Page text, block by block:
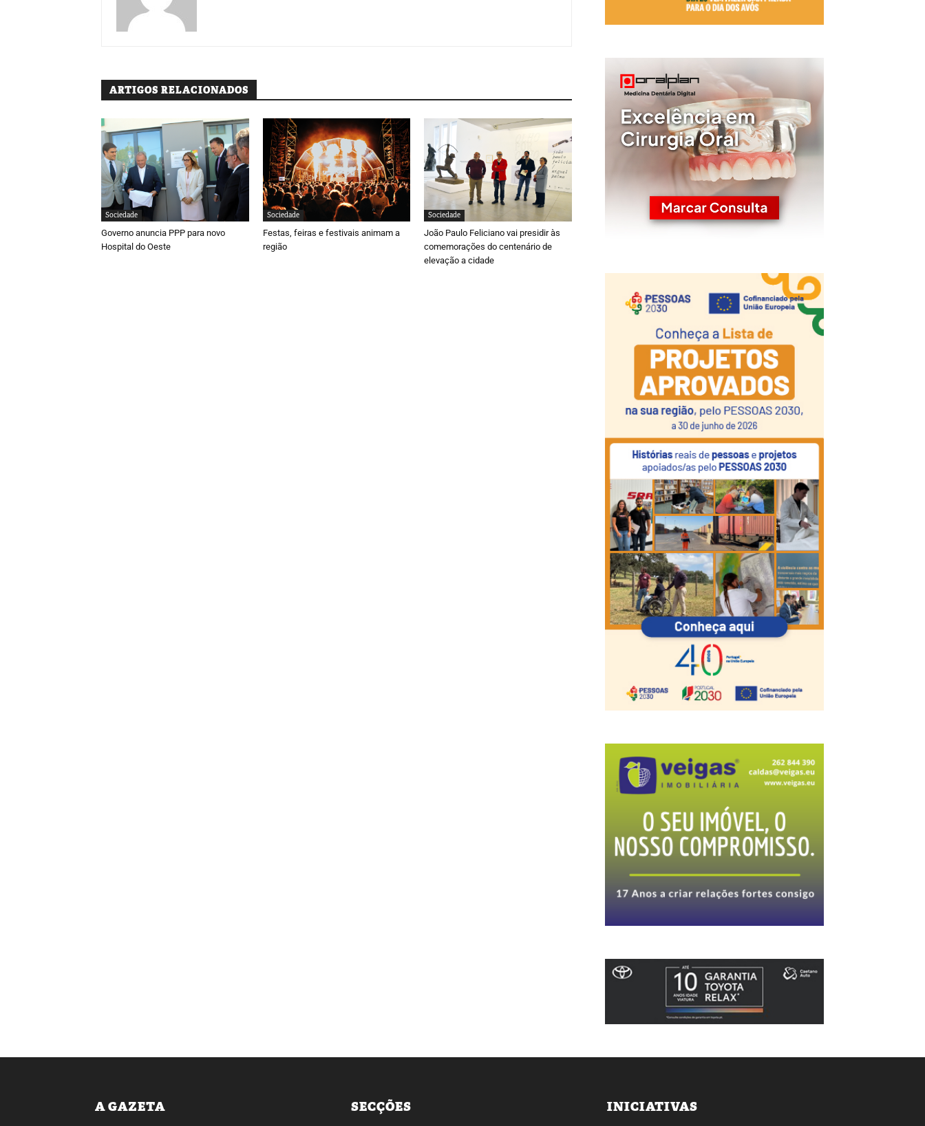
ARTIGOS RELACIONADOS
Sociedade
Governo anuncia PPP para novo
Hospital do Oeste
Sociedade
Festas, feiras e festivais animam a
região
Sociedade
João Paulo Feliciano vai presidir às
comemorações do centenário de
elevação a cidade
A GAZETA SECÇÕES INICIATIVAS